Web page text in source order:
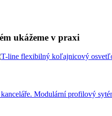
ukážeme v praxi